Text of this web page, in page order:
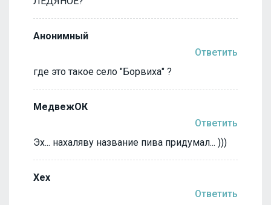
Анонимный
Ответить
где это такое село "Борвиха" ?
МедвежОК
Ответить
Эх... нахаляву название пива придумал... )))
Хех
Ответить